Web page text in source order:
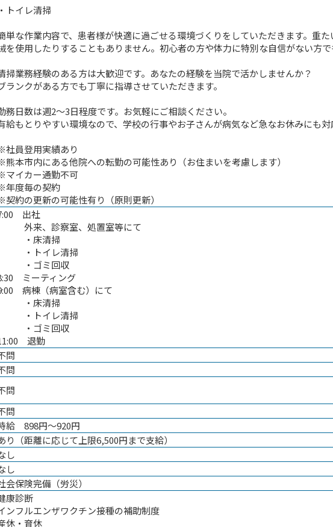
・トイレ清掃
単な作業内容で、患者様が快適に過ごせる環境づくりをしていただきます。重
を使用したりすることもありません。初心者の方や体力に特別な自信がない方で
掃業務経験のある方は大歓迎です。あなたの経験を当院で活かしませんか？
ランクがある方でも丁寧に指導させていただきます。
務日数は週2〜3日程度です。お気軽にご相談ください。
給もとりやすい環境なので、学校の行事やお子さんが病気など急なお休みにも対
社員登用実績あり
熊本市内にある他院への転勤の可能性あり（お住まいを考慮します）
マイカー通勤不可
年度毎の契約
契約の更新の可能性有り（原則更新）
出社
外来、診察室、処置室等にて
・床清掃
・トイレ清掃
・ゴミ回収
ミーティング
病棟（病室含む）にて
・床清掃
・トイレ清掃
・ゴミ回収
退勤
問
問
問
問
給 898円〜920円
り（距離に応じて上限6,500円まで支給）
し
し
会保険完備（労災）
康診断
ンフルエンザワクチン接種の補助制度
休・育休